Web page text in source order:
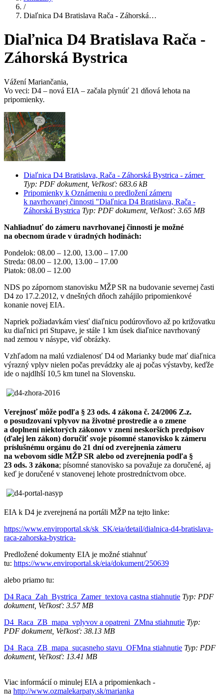
/
Diaľnica D4 Bratislava Rača - Záhorská…
Diaľnica D4 Bratislava Rača -
Záhorská Bystrica
Vážení Mariančania,
Vo veci: D4 – nová EIA – začala plynúť 21 dňová lehota na
pripomienky.
Diaľnica D4 Bratislava, Rača - Záhorská Bystrica - zámer
Typ: PDF dokument, Veľkosť: 683.6 kB
Pripomienky k Oznámeniu o predložení zámeru
k navrhovanej činnosti "Diaľnica D4 Bratislava, Rača -
Záhorská Bystrica Typ: PDF dokument, Veľkosť: 3.65 MB
Nahliadnuť do zámeru navrhovanej činnosti je možné
na obecnom úrade v úradných hodinách:
Pondelok: 08.00 – 12.00, 13.00 – 17.00
Streda: 08.00 – 12.00, 13.00 – 17.00
Piatok: 08.00 – 12.00
NDS po zápornom stanovisku MŽP SR na budovanie severnej časti
D4 zo 17.2.2012, v dnešných dňoch zahájilo pripomienkové
konanie novej EIA.
Napriek požiadavkám viesť diaľnicu podúrovňovo až po križovatku
ku diaľnici pri Stupave, je stále 1 km úsek diaľnice navrhovaný
nad zemou v násype, viď obrázky.
Vzhľadom na malú vzdialenosť D4 od Marianky bude mať diaľnica
výrazný vplyv nielen počas prevádzky ale aj počas výstavby, keďže
ide o najdlhší 10,5 km tunel na Slovensku.
Verejnosť môže podľa § 23 ods. 4 zákona č. 24/2006 Z.z.
o posudzovaní vplyvov na životné prostredie a o zmene
a doplnení niektorých zákonov v znení neskorších predpisov
(ďalej len zákon) doručiť svoje písomné stanovisko k zámeru
príslušnému orgánu do 21 dní od zverejnenia zámeru
na webovom sídle MŽP SR alebo od zverejnenia podľa §
23 ods. 3 zákona; písomné stanovisko sa považuje za doručené, aj
keď je doručené v stanovenej lehote prostredníctvom obce.
EIA k D4 je zverejnená na portáli MŽP na tejto linke:
https://www.enviroportal.sk/sk_SK/eia/detail/dialnica-d4-bratislava-
raca-zahorska-bystrica-
Predložené dokumenty EIA je možné stiahnuť
tu: https://www.enviroportal.sk/eia/dokument/250639
alebo priamo tu:
D4 Raca_Zah_Bystrica_Zamer_textova castna stiahnutie Typ: PDF
dokument, Veľkosť: 3.57 MB
D4_Raca_ZB_mapa_vplyvov a opatreni_ZMna stiahnutie Typ:
PDF dokument, Veľkosť: 38.13 MB
D4_Raca_ZB_mapa_sucasneho stavu_OFMna stiahnutie Typ: PDF
dokument, Veľkosť: 13.41 MB
Viac informácií o minulej EIA a pripomienkach -
na http://www.ozmalekarpaty.sk/marianka